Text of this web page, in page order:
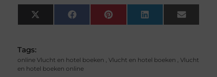
X
(Twitter)
FacebookPinterest LinkedIn Email
Tags:
online Vlucht en hotel boeken , Vlucht en hotel boeken , Vlucht
en hotel boeken online